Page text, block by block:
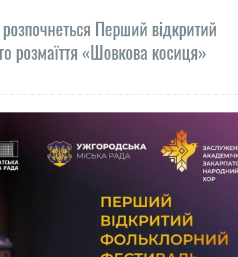
Перший відкритий
розмаїття «Шовкова косиця»